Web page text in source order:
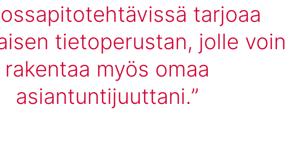
tarjoaa
tietoperustan, jolle voin
rakentaa myös omaa
asiantuntijuuttani.